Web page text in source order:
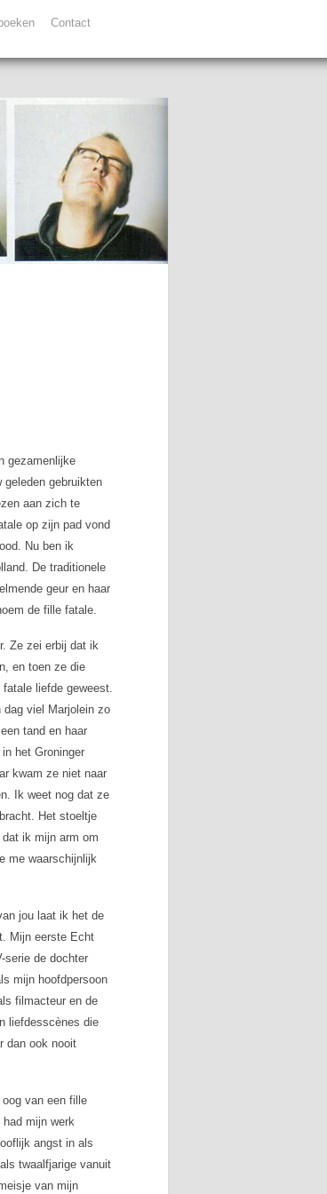
Contact
gezamenlijke
geleden gebruikten
aan zich te
op zijn pad vond
Nu ben ik
De traditionele
geur en haar
defille fatale.
Ze zei erbij dat ik
en toen ze die
liefde geweest.
dag viel Marjolein zo
tand en haar
het Groninger
kwam ze niet naar
Ik weet nog dat ze
Het stoeltje
dat ik mijn arm om
me waarschijnlijk
jou laat ik het de
Mijn eerste Echt
serie de dochter
mijn hoofdpersoon
filmacteur en de
liefdesscènes die
dan ook nooit
oog van eenfille
had mijn werk
angst in als
twaalfjarige vanuit
van mijn